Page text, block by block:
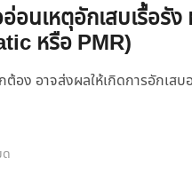
อนเหตุอักเสบเรื้อรัง
หรือ PMR)
อง อาจส่งผลให้เกิดการอักเส
ด